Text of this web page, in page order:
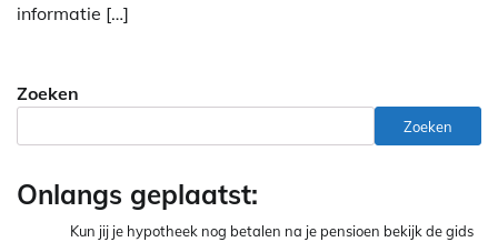
informatie […]
Zoeken
Zoeken
Onlangs geplaatst:
Kun jij je hypotheek nog betalen na je pensioen bekijk de gids